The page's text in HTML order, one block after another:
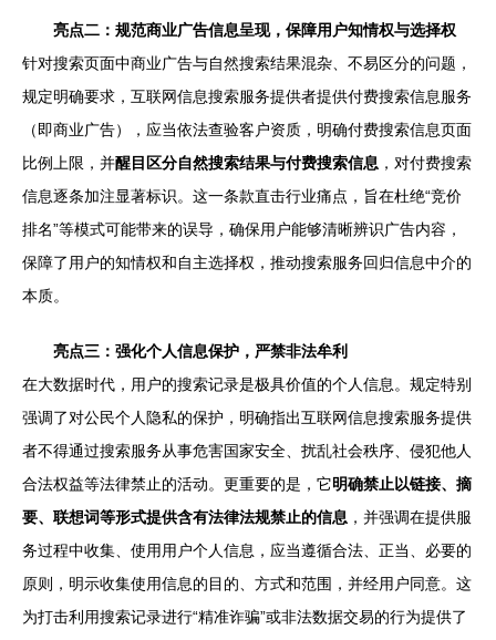
亮点二：规范商业广告信息呈现，保障用户知情权与选择权
针对搜索页面中商业广告与自然搜索结果混杂、不易区分的问题，
规定明确要求，互联网信息搜索服务提供者提供付费搜索信息服务
（即商业广告），应当依法查验客户资质，明确付费搜索信息页面
比例上限，并醒目区分自然搜索结果与付费搜索信息 ，对付费搜索
信息逐条加注显著标识。这一条款直击行业痛点，旨在杜绝“竞价
排名”等模式可能带来的误导，确保用户能够清晰辨识广告内容，
保障了用户的知情权和自主选择权，推动搜索服务回归信息中介的
本质。
亮点三：强化个人信息保护，严禁非法牟利
在大数据时代，用户的搜索记录是极具价值的个人信息。规定特别
强调了对公民个人隐私的保护，明确指出互联网信息搜索服务提供
者不得通过搜索服务从事危害国家安全、扰乱社会秩序、侵犯他人
合法权益等法律禁止的活动。更重要的是，它明确禁止以链接、摘
要、联想词等形式提供含有法律法规禁止的信息 ，并强调在提供服
务过程中收集、使用用户个人信息，应当遵循合法、正当、必要的
原则，明示收集使用信息的目的、方式和范围，并经用户同意。这
为打击利用搜索记录进行“精准诈骗”或非法数据交易的行为提供了